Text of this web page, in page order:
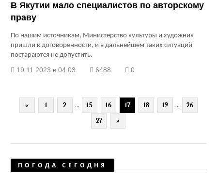
В Якутии мало специалистов по авторскому
праву
По нашим источникам, Министерство культуры и художник
пришли к договоренности, и в дальнейшем таких ситуаций
постараются не допустить.
19.11.2023 в 04:03 6488 0
« 1 2 ... 15 16 17 18 19 ... 26
27 »
ПОГОДА СЕГОДНЯ